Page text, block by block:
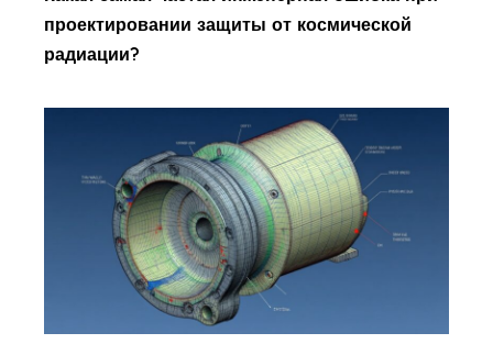
проектировании защиты от космической
радиации?